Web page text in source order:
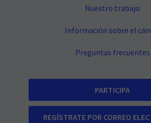
Nuestro trabajo
Información sobre el
Preguntas frecuentes
PARTICIPA
REGÍSTRATE POR CORREO